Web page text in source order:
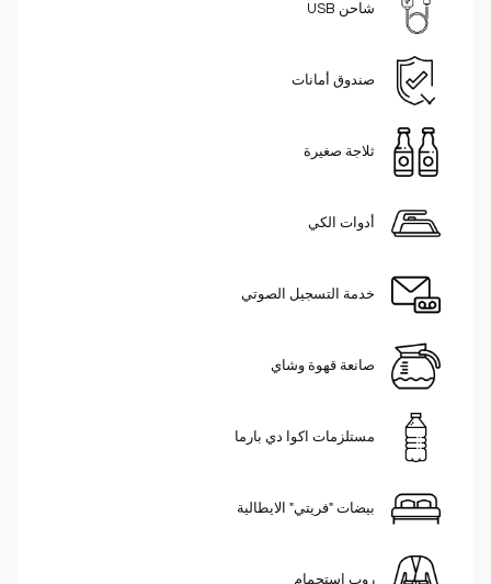
شاحن USB
صندوق أمانات
ثلاجة صغيرة
أدوات الكي
خدمة التسجيل الصوتي
صانعة قهوة وشاي
مستلزمات اكوا دي بارما
بيضات "فريتي" الايطالية
روب استحمام